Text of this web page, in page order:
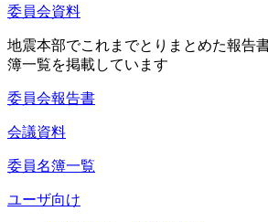
委員会資料
地震本部でこれまでとりまとめた報告
簿一覧を掲載しています
委員会報告書
会議資料
委員名簿一覧
ユーザ向け